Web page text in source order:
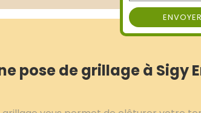
pose de grillage à Sigy